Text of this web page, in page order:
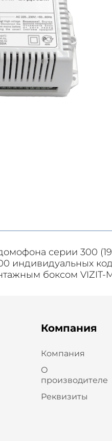
серии 300
индивидуальных
боксом VIZIT-
Компания
Компания
О
производителе
Реквизиты